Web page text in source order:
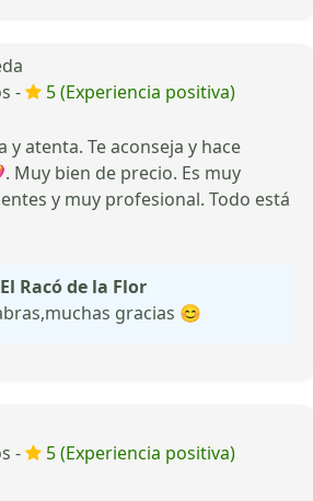
-
5 (Experiencia positiva)
y atenta. Te aconseja y hace
Muy bien de precio. Es muy
y muy profesional. Todo está
El Racó de la Flor
gracias 😊
-
5 (Experiencia positiva)